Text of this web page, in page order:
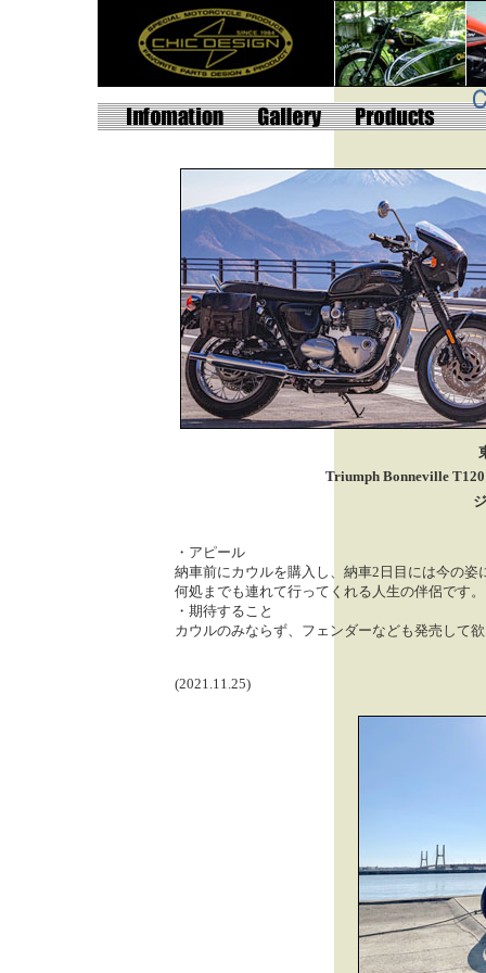
Triumph Bonneville
・アピール
納車前にカウルを購入し、納車2日目には今の姿
何処までも連れて行ってくれる人生の伴侶です。
・期待すること
カウルのみならず、フェンダーなども発売して
(2021.11.25)